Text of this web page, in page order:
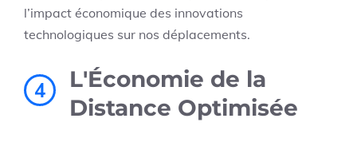
l’impact économique des innovations
technologiques sur nos déplacements.
4
L'Économie de la
Distance Optimisée